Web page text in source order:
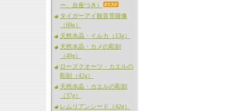
ー、台座つき）
タイガーアイ観音菩薩像
（69g）
天然水晶・イルカ（13g）
天然水晶・カメの彫刻
（49g）
ローズクオーツ・カエルの
彫刻（42g）
天然水晶・カエルの彫刻
（37g）
レムリアンシード（42g）